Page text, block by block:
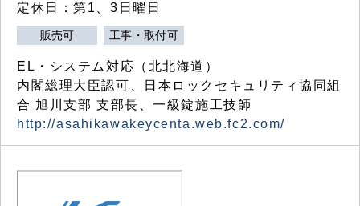
定休日：第1、3日曜日
販売可 工事・取付可
EL・システム対応（北北海道）
内閣総理大臣認可、日本ロックセキュリティ協同組
合 旭川支部 支部長、一級錠施工技師
http://asahikawakeycenta.web.fc2.com/